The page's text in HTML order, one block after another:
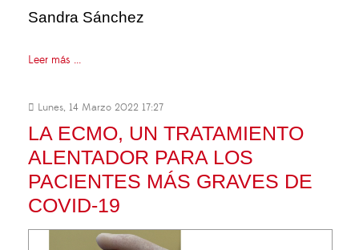
Sandra Sánchez
Leer más ...
Lunes, 14 Marzo 2022 17:27
LA ECMO, UN TRATAMIENTO
ALENTADOR PARA LOS
PACIENTES MÁS GRAVES DE
COVID-19